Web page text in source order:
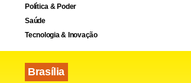
Política & Poder
Saúde
Tecnologia & Inovação
Brasília